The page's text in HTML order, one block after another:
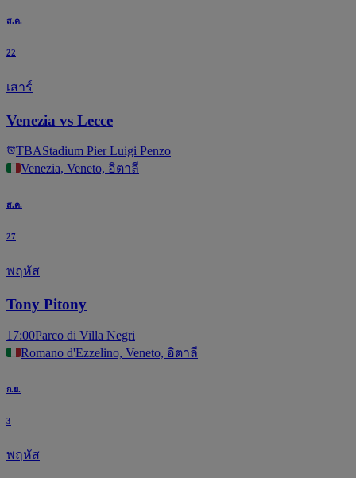
ส.ค.
22
เสาร์
Venezia vs Lecce
TBAStadium Pier Luigi Penzo
Venezia, Veneto, อิตาลี
ส.ค.
27
พฤหัส
Tony Pitony
17:00Parco di Villa Negri
Romano d'Ezzelino, Veneto, อิตาลี
ก.ย.
3
พฤหัส